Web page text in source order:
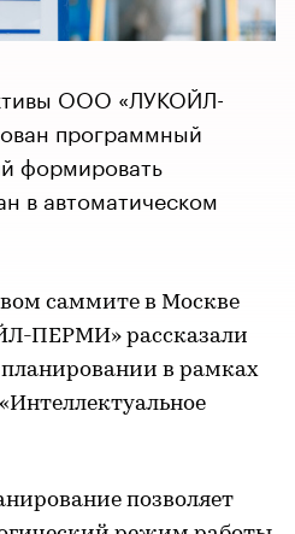
ООО «ЛУКОЙЛ-
программный
формировать
в автоматическом
саммите в Москве
ПЕРМИ» рассказали
в рамках
позволяет